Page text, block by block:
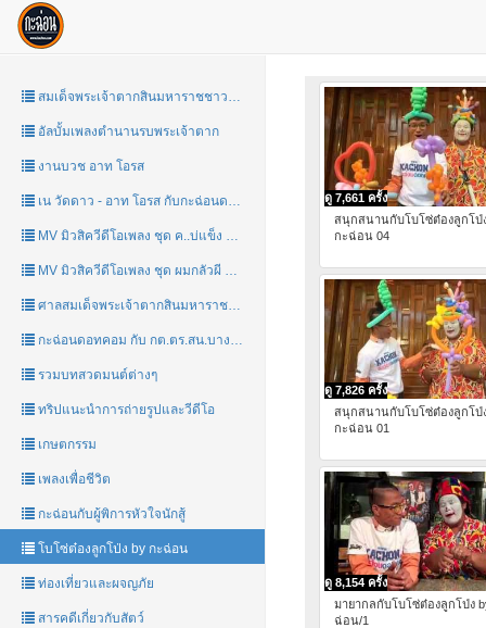
สมเด็จพระเจ้าตากสินมหาราชชาววัดอรุณ
อัลบั้มเพลงตำนานรบพระเจ้าตาก
งานบวช อาท โอรส
เน วัดดาว - อาท โอรส กับกะฉ่อนดอทคอม
MV มิวสิควีดีโอเพลง ชุด ค..บ่แข็ง by กะฉ่อน
MV มิวสิควีดีโอเพลง ชุด ผมกลัวผี by กะฉ่อน
ศาลสมเด็จพระเจ้าตากสินมหาราชชาววัดอรุณ
กะฉ่อนดอทคอม กับ กต.ตร.สน.บางกอกใหญ่ มินิมาราธอน 2017
รวมบทสวดมนต์ต่างๆ
ทริปแนะนำการถ่ายรูปและวีดีโอ
เกษตกรรม
เพลงเพื่อชีวิต
กะฉ่อนกับผู้พิการหัวใจนักสู้
โบโซ่ต๋องลูกโป่ง by กะฉ่อน
ท่องเที่ยวและผจญภัย
สารคดีเกี่ยวกับสัตว์
ดู 7,661 ครั้ง
สนุกสนานกับโบโซ่ต๋องลูกโป่
กะฉ่อน 04
ดู 7,826 ครั้ง
สนุกสนานกับโบโซ่ต๋องลูกโป่
กะฉ่อน 01
ดู 8,154 ครั้ง
มายากลกับโบโซ่ต๋องลูกโป่ง
ฉ่อน/1